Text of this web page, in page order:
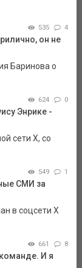
535 4
он не
Баринова о
624 0
Энрике -
сети Х, со
549 1
СМИ за
в соцсети X
661 8
И я